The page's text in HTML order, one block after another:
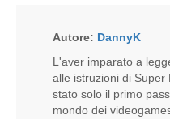
Autore: DannyK
L'aver imparato a
alle istruzioni di Super
stato solo il primo
mondo dei